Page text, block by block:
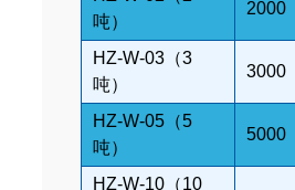
吨）
2000
HZ-W-03 （3
吨）
3000
HZ-W-05 （5
吨）
5000
HZ-W-10 （10